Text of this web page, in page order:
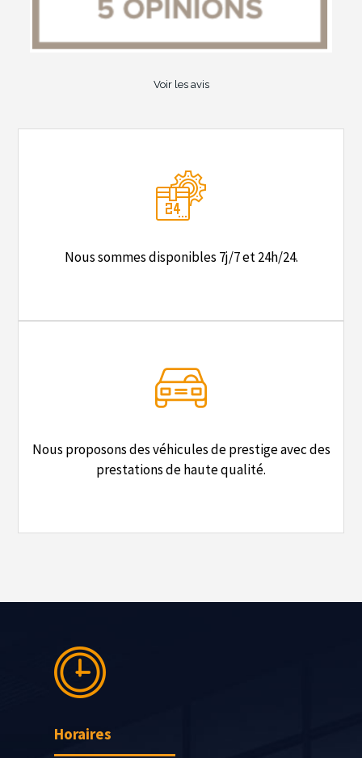
Voir les avis
Nous sommes disponibles 7j/7 et 24h/24.
Nous proposons des véhicules de prestige avec des
prestations de haute qualité.
Horaires